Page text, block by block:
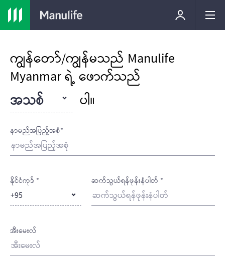
ကျွန်တော်/ကျွန်မသည် Manulife
Myanmar ရဲ့ ဖောက်သည်
အသစ်
ပါ။
နာမည်အပြည့်အစုံ*
နိုင်ငံကုဒ် *
+95
ဆက်သွယ်ရန်ဖုန်းနံပါတ် *
အီး‌မေးလ်